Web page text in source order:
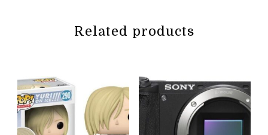
Related products